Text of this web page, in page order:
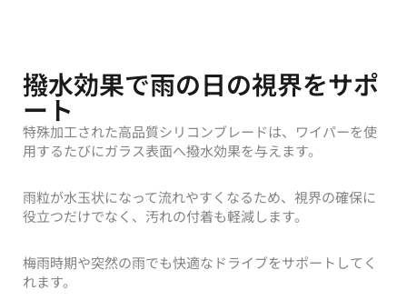
撥水効果で雨の日の視界をサポ
ート
特殊加工された高品質シリコンブレードは、ワイパーを使
用するたびにガラス表面へ撥水効果を与えます。
雨粒が水玉状になって流れやすくなるため、視界の確保に
役立つだけでなく、汚れの付着も軽減します。
梅雨時期や突然の雨でも快適なドライブをサポートしてく
れます。